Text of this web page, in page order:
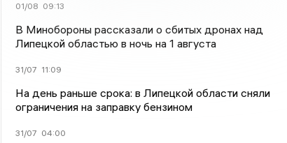
01/08 09:13
В Минобороны рассказали о сбитых дронах над
Липецкой областью в ночь на 1 августа
31/07 11:09
На день раньше срока: в Липецкой области сняли
ограничения на заправку бензином
31/07 04:00